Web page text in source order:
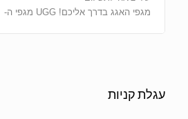
מגפי האגג בדרך אליכם! UGG מגפי ה-
עגלת קניות